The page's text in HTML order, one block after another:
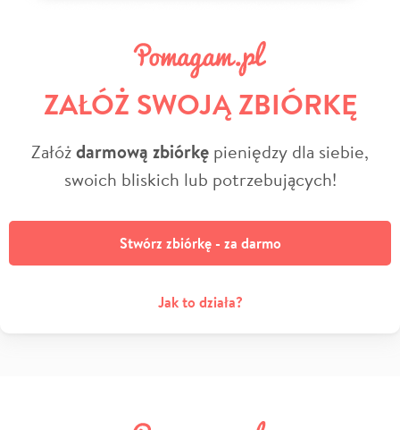
ZAŁÓŻ SWOJĄ ZBIÓRKĘ
Załóżdarmową zbiórkę pieniędzy dla siebie,
swoich bliskich lub potrzebujących!
Stwórz zbiórkę - za darmo
Jak to działa?